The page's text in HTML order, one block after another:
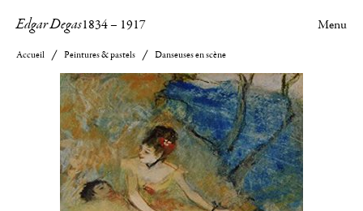
Edgar Degas1834– 1917 Menu
Accueil Peintures & pastels Danseuses en scène